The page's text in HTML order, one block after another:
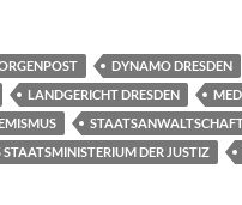
DYNAMO DRESDEN
LANDGERICHT DRESDEN
STAATSMINISTERIUM DER JUSTIZ